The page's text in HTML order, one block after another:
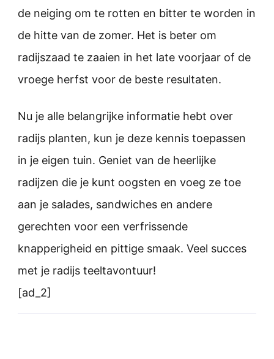
de neiging om te rotten en bitter te worden in
de hitte van de zomer. Het is beter om
radijszaad te zaaien in het late voorjaar of de
vroege herfst voor de beste resultaten.
Nu je alle belangrijke informatie hebt over
radijs planten, kun je deze kennis toepassen
in je eigen tuin. Geniet van de heerlijke
radijzen die je kunt oogsten en voeg ze toe
aan je salades, sandwiches en andere
gerechten voor een verfrissende
knapperigheid en pittige smaak. Veel succes
met je radijs teeltavontuur!
[ad_2]